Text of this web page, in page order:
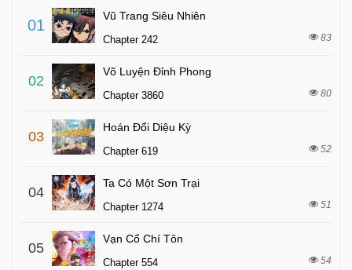
01
Vũ Trang Siêu Nhiên
Chapter 242 83
02
Võ Luyện Đỉnh Phong
Chapter 3860 80
03
Hoán Đổi Diệu Kỳ
Chapter 619 52
04
Ta Có Một Sơn Trại
Chapter 1274 51
05
Vạn Cổ Chí Tôn
Chapter 554 54